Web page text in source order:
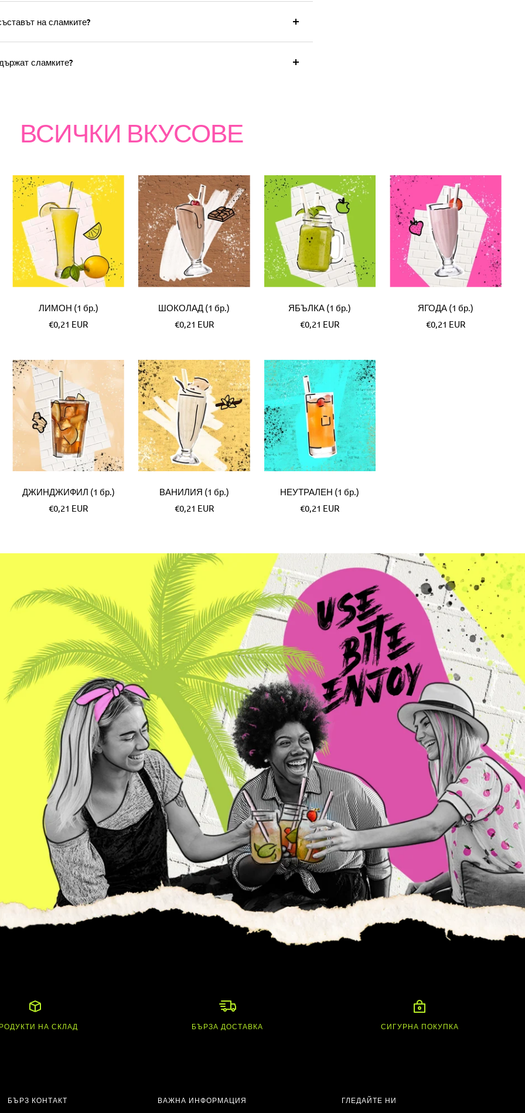
на сламките?
сламките?
ВСИЧКИ ВКУСОВЕ
ЛИМОН (1 бр.)
Специална
€0,21 EUR
ШОКОЛАД (1 бр.)
Специална
€0,21 EUR
ЯБЪЛКА (1 бр.)
Специална
€0,21 EUR
ЯГОДА (1 бр.)
Специална
€0,21 EUR
ДЖИНДЖИФИЛ (1 бр.)
Специална
€0,21 EUR
ВАНИЛИЯ (1 бр.)
Специална
€0,21 EUR
НЕУТРАЛЕН (1 бр.)
Специална
€0,21 EUR
НА СКЛАД БЪРЗА ДОСТАВКА СИГУРНА ПОКУПКА
БЪРЗ КОНТАКТ ВАЖНА ИНФОРМАЦИЯ ГЛЕДАЙТЕ НИ